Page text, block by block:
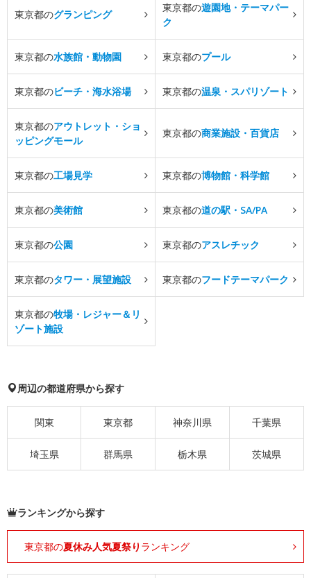
東京都のグランピング
東京都の遊園地・テーマパー
ク
東京都の水族館・動物園 東京都のプール
東京都のビーチ・海水浴場 東京都の温泉・スパリゾート
東京都のアウトレット・ショ
ッピングモール
東京都の商業施設・百貨店
東京都の工場見学 東京都の博物館・科学館
東京都の美術館 東京都の道の駅・SA/PA
東京都の公園 東京都のアスレチック
東京都のタワー・展望施設 東京都のフードテーマパーク
東京都の牧場・レジャー＆リ
ゾート施設
周辺の都道府県から探す
関東 東京都 神奈川県 千葉県
埼玉県 群馬県 栃木県 茨城県
ランキングから探す
東京都の夏休み人気夏祭り ランキング